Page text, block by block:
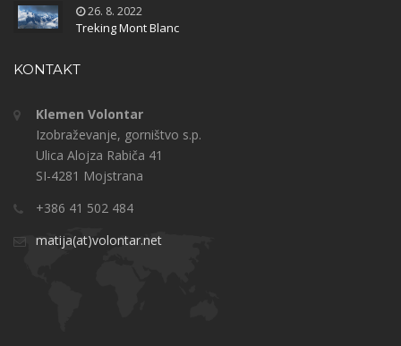
26. 8. 2022
Treking Mont Blanc
KONTAKT
Klemen Volontar
Izobraževanje, gorništvo s.p.
Ulica Alojza Rabiča 41
SI-4281 Mojstrana
+386 41 502 484
matija(at)volontar.net